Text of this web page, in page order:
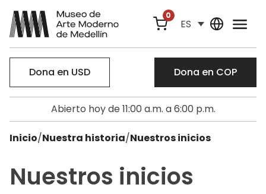
0
ES
Dona en USD Dona en COP
Abierto hoy de 11:00 a.m. a 6:00 p.m.
Inicio/Nuestra historia/Nuestros inicios
Nuestros inicios